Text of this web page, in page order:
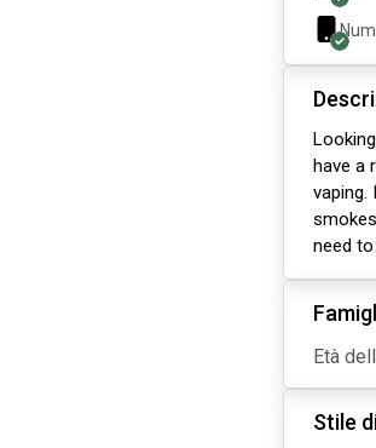
have a
vaping.
need
Età
Stile